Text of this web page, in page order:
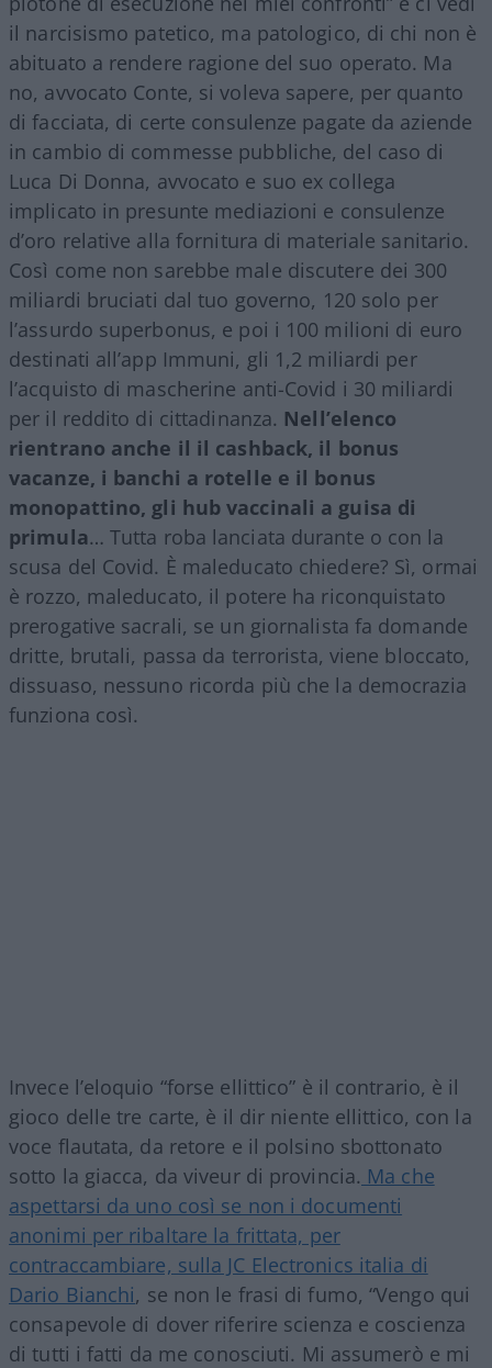
il narcisismo patetico, ma patologico, di chi non è
abituato a rendere ragione del suo operato. Ma
no, avvocato Conte, si voleva sapere, per quanto
di facciata, di certe consulenze pagate da aziende
in cambio di commesse pubbliche, del caso di
Luca Di Donna, avvocato e suo ex collega
implicato in presunte mediazioni e consulenze
d’oro relative alla fornitura di materiale sanitario.
Così come non sarebbe male discutere dei 300
miliardi bruciati dal tuo governo, 120 solo per
l’assurdo superbonus, e poi i 100 milioni di euro
destinati all’app Immuni, gli 1,2 miliardi per
l’acquisto di mascherine anti-Covid i 30 miliardi
per il reddito di cittadinanza. Nell’elenco
rientrano anche il il cashback, il bonus
vacanze, i banchi a rotelle e il bonus
monopattino, gli hub vaccinali a guisa di
primula… Tutta roba lanciata durante o con la
scusa del Covid. È maleducato chiedere? Sì, ormai
è rozzo, maleducato, il potere ha riconquistato
prerogative sacrali, se un giornalista fa domande
dritte, brutali, passa da terrorista, viene bloccato,
dissuaso, nessuno ricorda più che la democrazia
funziona così.
Invece l’eloquio “forse ellittico” è il contrario, è il
gioco delle tre carte, è il dir niente ellittico, con la
voce flautata, da retore e il polsino sbottonato
sotto la giacca, da viveur di provincia. Ma che
aspettarsi da uno così se non i documenti
anonimi per ribaltare la frittata, per
contraccambiare, sulla JC Electronics italia di
Dario Bianchi, se non le frasi di fumo, “Vengo qui
consapevole di dover riferire scienza e coscienza
di tutti i fatti da me conosciuti. Mi assumerò e mi